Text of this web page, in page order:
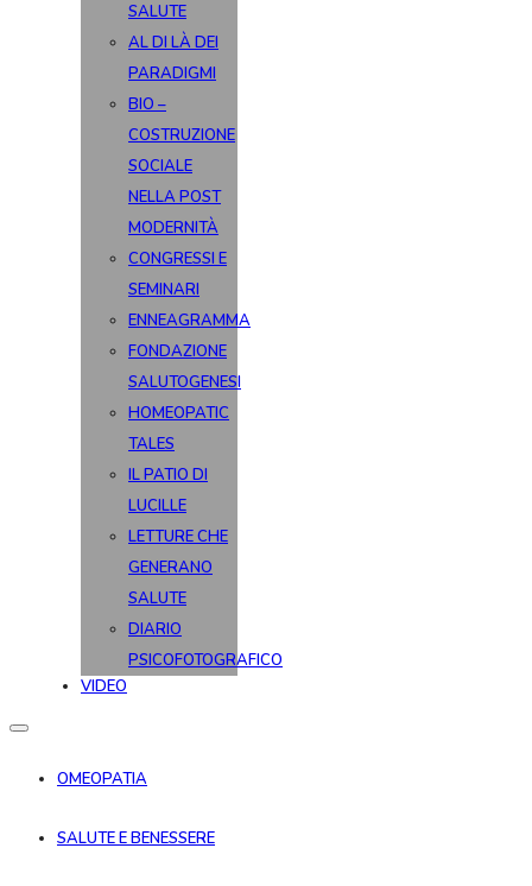
SALUTE
AL DI LÀ DEI
PARADIGMI
BIO –
COSTRUZIONE
SOCIALE
NELLA POST
MODERNITÀ
CONGRESSI E
SEMINARI
ENNEAGRAMMA
FONDAZIONE
SALUTOGENESI
HOMEOPATIC
TALES
IL PATIO DI
LUCILLE
LETTURE CHE
GENERANO
SALUTE
DIARIO
PSICOFOTOGRAFICO
VIDEO
OMEOPATIA
SALUTE E BENESSERE